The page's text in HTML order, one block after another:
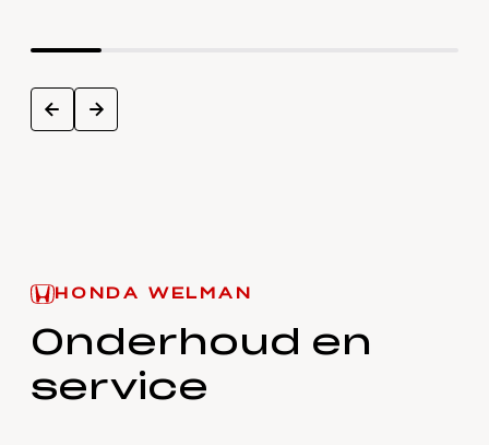
prev next
HONDA WELMAN
Onderhoud en
service